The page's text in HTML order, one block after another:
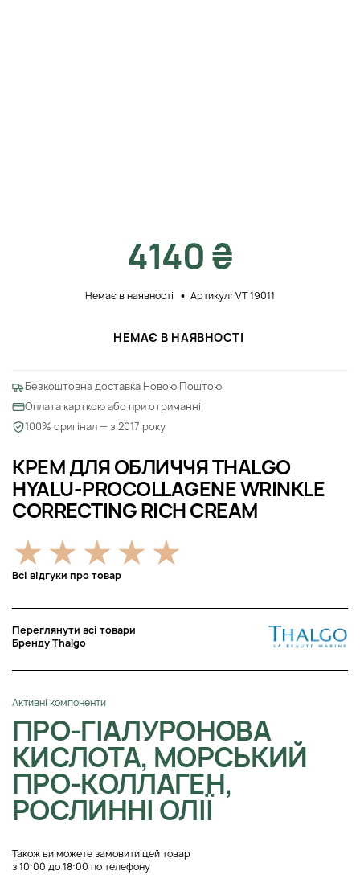
КРЕМ ДЛЯ ОБЛИЧЧЯ THALGO
HYALU-PROCOLLAGENE WRINKLE
CORRECTING RICH CREAM
Всі відгуки про товар
Переглянути всі товари
Бренду Thalgo
Активні компоненти
ПРО-ГІАЛУРОНОВА
КИСЛОТА, МОРСЬКИЙ
ПРО-КОЛЛАГЕН,
РОСЛИННІ ОЛІЇ
Також ви можете замовити цей товар
з 10:00 до 18:00 по телефону
4140 ₴
Немає в наявності Артикул: VT 19011
НЕМАЄ В НАЯВНОСТІ
Безкоштовна доставка Новою Поштою
Оплата карткою або при отриманні
100% оригінал — з 2017 року